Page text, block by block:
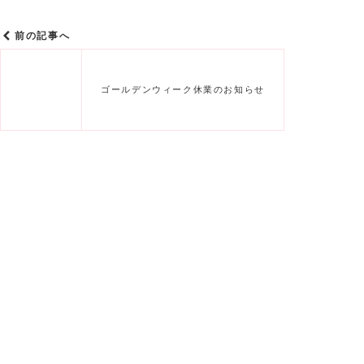
前の記事へ
ゴールデンウィーク休業のお知らせ